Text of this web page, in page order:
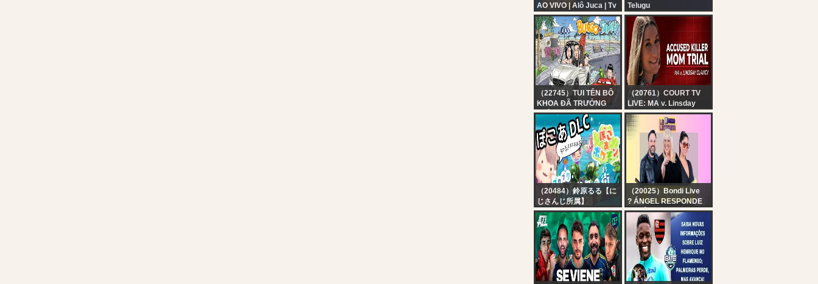
AO VIVO | Alô Juca | Tv
Aratu | 06/08/2026
Telugu
V6 Telugu News LIVE |
Telangana Live TV
Channel | V6 News
（22745）TUI TÊN BÔ
KHOA ĐÃ TRƯỞNG
THÀNH , TỪ TRONG
ĐAU KHỔ
（20761）COURT TV
LIVE: MA v. Linsday
Clancy - Day 8 |
Accused Killer Mom
Trial
（20484）鈴原るる【に
じさんじ所属】
【ぽこあポケモン！
DLC】遂にッ！！来た
ッ！！あそぼおおおおお
おお！！！ 【にじさん
じ/鈴原るる】
（20025）Bondi Live
? ÁNGEL RESPONDE
con Ángel de Brito,
Mariana Brey, Romi
Scalora y La Barby | EN
VIVO